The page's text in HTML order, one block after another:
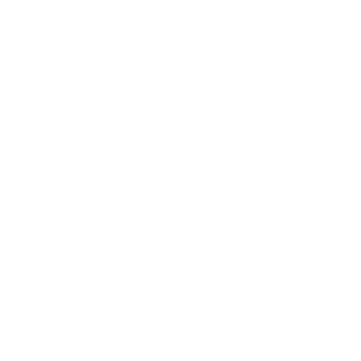
para alcanzar el 63%.
y ciertamente la turbina de
sin embargo, una solución simple
a veces iniciados por el lubricante
veces al año, es asegurarse
que pasan por ciclos
de la turbina.
LV (Low Varnish) para
como este producen muy pocos
de barniz y, por lo tanto,
de las principales